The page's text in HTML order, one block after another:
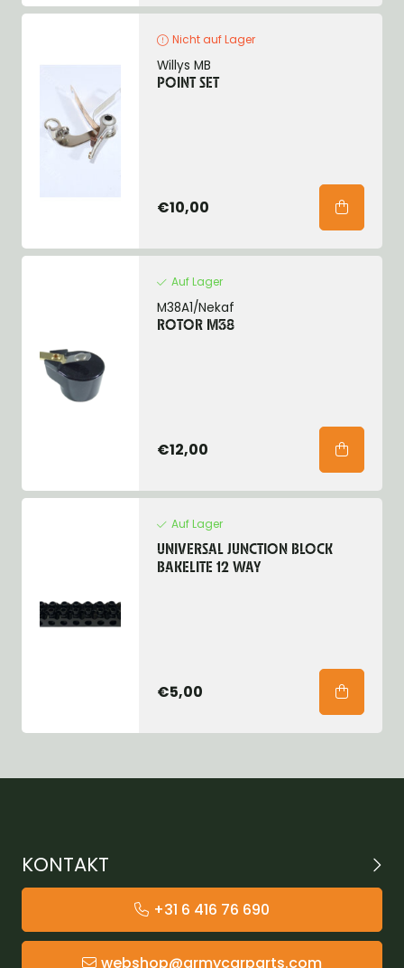
Nicht auf Lager
Willys MB
POINT SET
€10,00
Auf Lager
M38A1/Nekaf
ROTOR M38
€12,00
Auf Lager
UNIVERSAL JUNCTION BLOCK
BAKELITE 12 WAY
€5,00
KONTAKT
+31 6 416 76 690
webshop@armycarparts.com